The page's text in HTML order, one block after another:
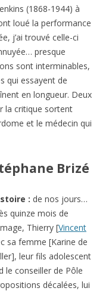
(1868-1944) à
loué la performance
j’ai trouvé celle-ci
presque
sont interminables,
qui essayent de
en longueur. Deux
la critique sortent
et le médecin qui
Brizé
: de nos jours…
quinze mois de
Thierry [Vincent
sa femme [Karine de
leur fils adolescent
le conseiller de Pôle
décalées, lui